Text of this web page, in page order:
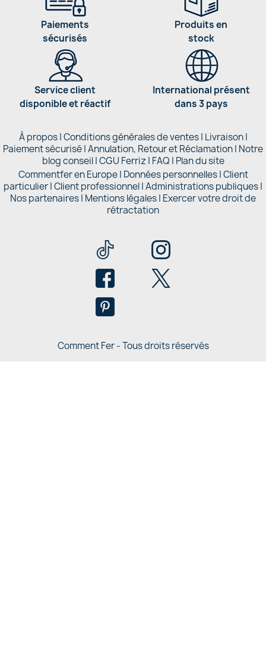
Paiements
sécurisés
Produits en
stock
Service client
disponible et réactif
International présent
dans 3 pays
À propos|Conditions générales de ventes| Livraison|
Paiement sécurisé|Annulation, Retour et Réclamation| Notre
blog conseil|CGU Ferriz | FAQ | Plan du site
Commentfer en Europe| Données personnelles|Client
particulier|Client professionnel|Administrations publiques|
Nos partenaires | Mentions légales| Exercer votre droit de
rétractation
Comment Fer - Tous droits réservés